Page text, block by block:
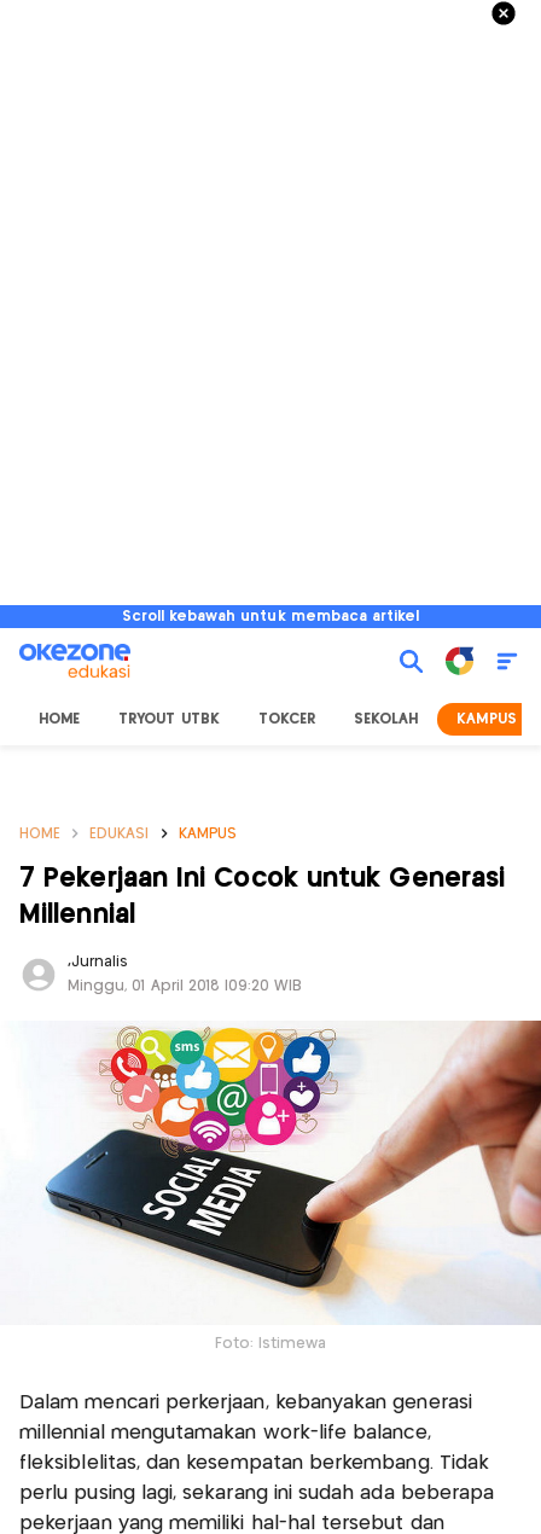
Scroll kebawah untuk membaca artikel
HOME TRYOUT UTBK TOKCER SEKOLAH KAMPUS
HOME EDUKASI KAMPUS
7 Pekerjaan Ini Cocok untuk Generasi
Millennial
,Jurnalis
Minggu, 01 April 2018 |09:20 WIB
Foto: Istimewa
Dalam mencari perkerjaan, kebanyakan generasi
millennial mengutamakan work-life balance,
fleksiblelitas, dan kesempatan berkembang. Tidak
perlu pusing lagi, sekarang ini sudah ada beberapa
pekerjaan yang memiliki hal-hal tersebut dan